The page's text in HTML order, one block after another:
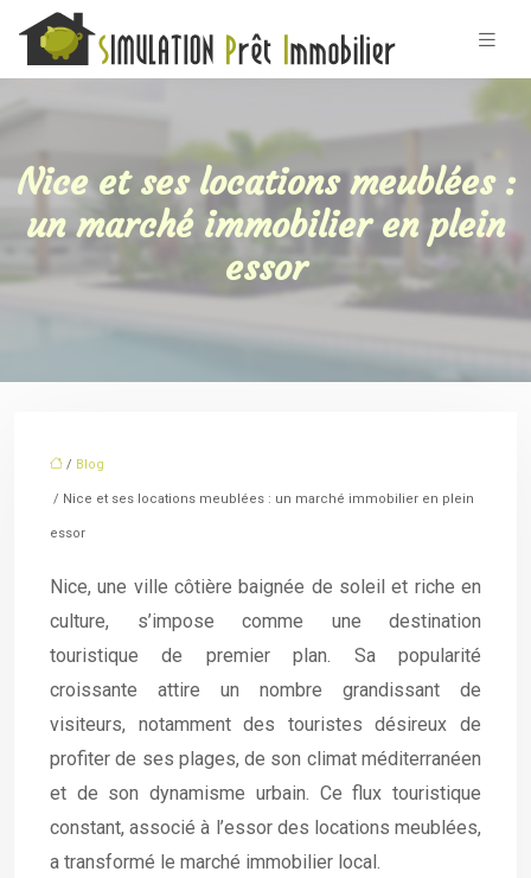
Nice et ses locations meublées :
un marché immobilier en plein
essor
/ Blog
/ Nice et ses locations meublées : un marché immobilier en plein
essor
Nice, une ville côtière baignée de soleil et riche en
culture, s’impose comme une destination
touristique de premier plan. Sa popularité
croissante attire un nombre grandissant de
visiteurs, notamment des touristes désireux de
profiter de ses plages, de son climat méditerranéen
et de son dynamisme urbain. Ce flux touristique
constant, associé à l’essor des locations meublées,
a transformé le marché immobilier local.